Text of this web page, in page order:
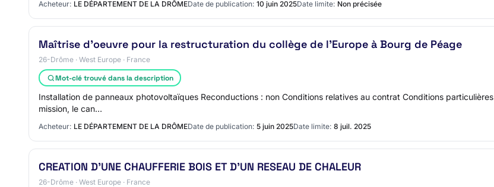
Acheteur: LE DÉPARTEMENT DE LA DRÔMEDate de publication: 10 juin 2025Date limite: Non précisée
Maîtrise d'oeuvre pour la restructuration du collège de l'Europe à Bourg de Péage
26-Drôme · West Europe · France
Mot-clé trouvé dans la description
Installation de panneaux photovoltaïques Reconductions : non Conditions relatives au contrat Conditions
mission, le can…
Acheteur: LE DÉPARTEMENT DE LA DRÔMEDate de publication: 5 juin 2025Date limite: 8 juil. 2025
CREATION D'UNE CHAUFFERIE BOIS ET D'UN RESEAU DE CHALEUR
26-Drôme · West Europe · France